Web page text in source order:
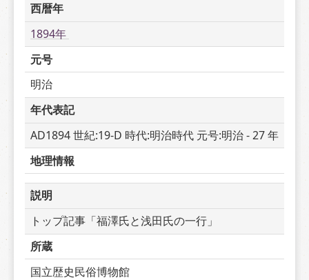
西暦年
1894年
元号
明治
年代表記
AD1894 世紀:19-D 時代:明治時代 元号:明治 - 27 年
地理情報
説明
トップ記事「福澤氏と浅田氏の一行」
所蔵
国立歴史民俗博物館